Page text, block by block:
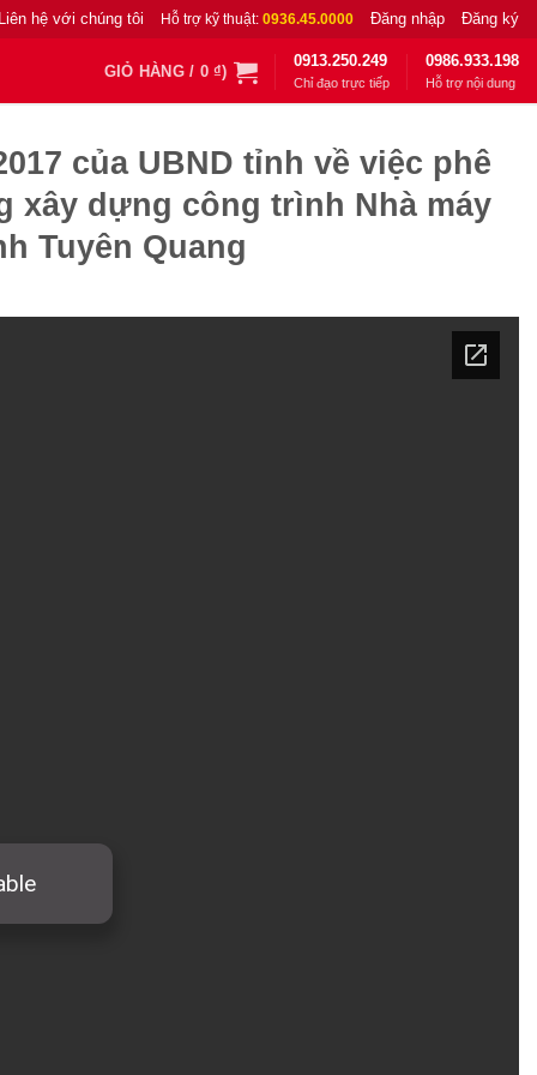
Liên hệ với chúng tôi Hỗ trợ kỹ thuật: 0936.45.0000 Đăng nhập Đăng ký
GIỎ HÀNG / 0₫)
0913.250.249
Chỉ đạo trực tiếp
0986.933.198
Hỗ trợ nội dung
của UBND tỉnh về việc phê
xây dựng công trình Nhà máy
Tuyên Quang